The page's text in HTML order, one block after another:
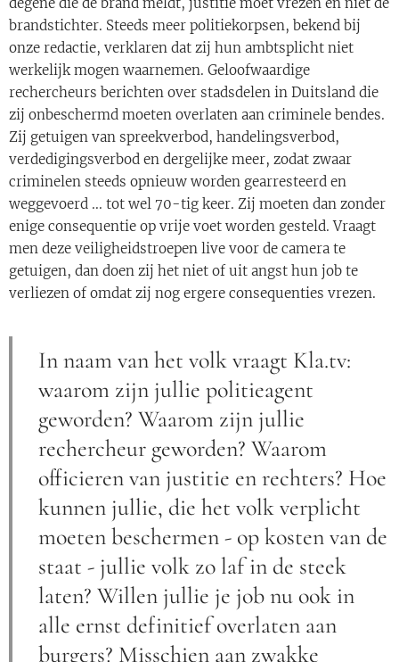
brandstichter. Steeds meer politiekorpsen, bekend bij
onze redactie, verklaren dat zij hun ambtsplicht niet
werkelijk mogen waarnemen. Geloofwaardige
rechercheurs berichten over stadsdelen in Duitsland die
zij onbeschermd moeten overlaten aan criminele bendes.
Zij getuigen van spreekverbod, handelingsverbod,
verdedigingsverbod en dergelijke meer, zodat zwaar
criminelen steeds opnieuw worden gearresteerd en
weggevoerd ... tot wel 70-tig keer. Zij moeten dan zonder
enige consequentie op vrije voet worden gesteld. Vraagt
men deze veiligheidstroepen live voor de camera te
getuigen, dan doen zij het niet of uit angst hun job te
verliezen of omdat zij nog ergere consequenties vrezen.
In naam van het volk vraagt Kla.tv:
waarom zijn jullie politieagent
geworden? Waarom zijn jullie
rechercheur geworden? Waarom
officieren van justitie en rechters? Hoe
kunnen jullie, die het volk verplicht
moeten beschermen - op kosten van de
staat - jullie volk zo laf in de steek
laten? Willen jullie je job nu ook in
alle ernst definitief overlaten aan
burgers? Misschien aan zwakke